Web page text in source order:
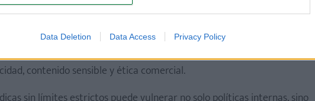
Data Deletion Data Access Privacy Policy
sido rápida
video lo eliminaron tras una avalancha de denuncias. El creador fue
contenido sensible y ética comercial.